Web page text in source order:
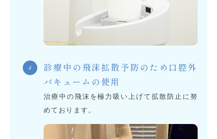
診療中の飛沫拡散予防のため口腔外
バキュームの使用
治療中の飛沫を極力吸い上げて拡散防止に努
めております。